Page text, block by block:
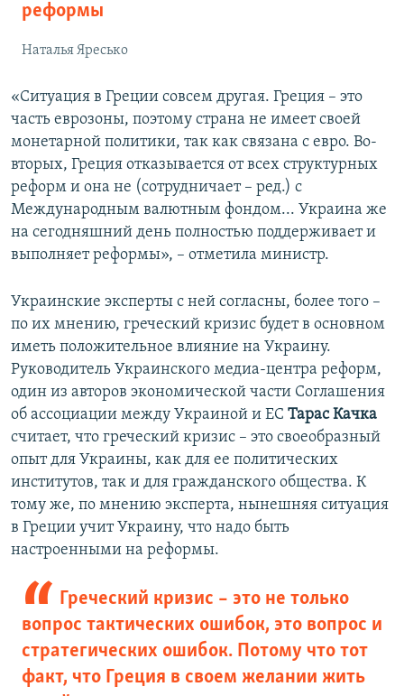
реформы
Наталья Яресько
«Ситуация в Греции совсем другая. Греция – это
часть еврозоны, поэтому страна не имеет своей
монетарной политики, так как связана с евро. Во-
вторых, Греция отказывается от всех структурных
реформ и она не (сотрудничает – ред.) с
Международным валютным фондом... Украина же
на сегодняшний день полностью поддерживает и
выполняет реформы», – отметила министр.
Украинские эксперты с ней согласны, более того –
по их мнению, греческий кризис будет в основном
иметь положительное влияние на Украину.
Руководитель Украинского медиа-центра реформ,
один из авторов экономической части Соглашения
об ассоциации между Украиной и ЕС Тарас Качка
считает, что греческий кризис – это своеобразный
опыт для Украины, как для ее политических
институтов, так и для гражданского общества. К
тому же, по мнению эксперта, нынешняя ситуация
в Греции учит Украину, что надо быть
настроенными на реформы.
Греческий кризис – это не только
вопрос тактических ошибок, это вопрос и
стратегических ошибок. Потому что тот
факт, что Греция в своем желании жить